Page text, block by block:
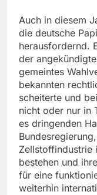
Auch in diesem
die deutsche
herausfordernd.
der
gemeintes
bekannten
scheiterte und
nicht oder nur in
es dringenden
Zellstoffindustrie
bestehen und
für eine
weiterhin